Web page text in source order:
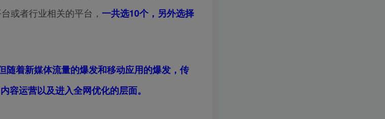
或者行业相关的平台， 一共选10个，另外选择
着新媒体流量的爆发和移动应用的爆发，传
容运营以及进入全网优化的层面。